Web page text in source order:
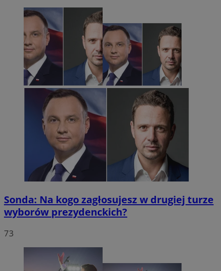
Sonda: Na kogo zagłosujesz w drugiej turze
wyborów prezydenckich?
73